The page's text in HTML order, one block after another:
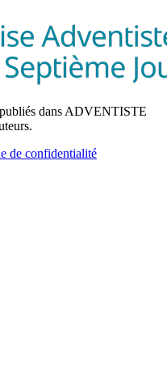
dans ADVENTISTE
de confidentialité